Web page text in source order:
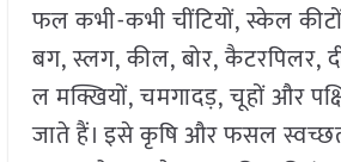
फल कभी-कभी चींटियों, स्केल
बग, स्लग, कील, बोर, कैटरपिलर,
ल मक्खियों, चमगादड़, चूहों और
जाते हैं। इसे कृषि और फसल